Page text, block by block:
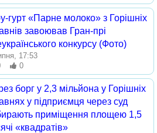
гурт «Парне молоко» з Горішніх
завоював Гран-прі
конкурсу (Фото)
17:53
0
борг у 2,3 мільйона у Горішніх
у підприємця через суд
приміщення площею 1,5
«квадратів»